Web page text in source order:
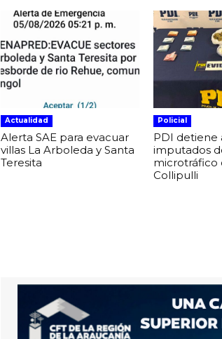
Actualidad
Alerta SAE para evacuar
villas La Arboleda y Santa
Teresita
Policial
PDI detiene
imputados
microtráfico
Collipulli